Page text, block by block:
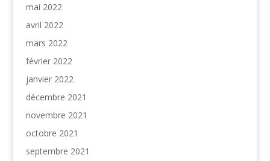
mai 2022
avril 2022
mars 2022
février 2022
janvier 2022
décembre 2021
novembre 2021
octobre 2021
septembre 2021